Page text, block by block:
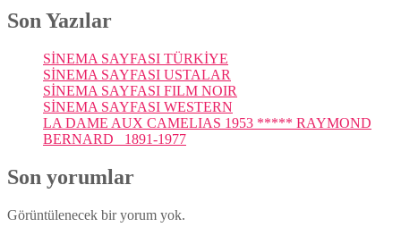
Son Yazılar
SİNEMA SAYFASI TÜRKİYE
SİNEMA SAYFASI USTALAR
SİNEMA SAYFASI FILM NOIR
SİNEMA SAYFASI WESTERN
LA DAME AUX CAMELIAS 1953 ***** RAYMOND
BERNARD 1891-1977
Son yorumlar
Görüntülenecek bir yorum yok.